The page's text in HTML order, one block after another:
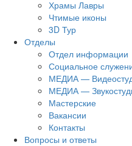
Храмы Лавры
Чтимые иконы
3D Тур
Отделы
Отдел информации
Социальное
МЕДИА —
МЕДИА —
Мастерские
Вакансии
Контакты
Вопросы и ответы